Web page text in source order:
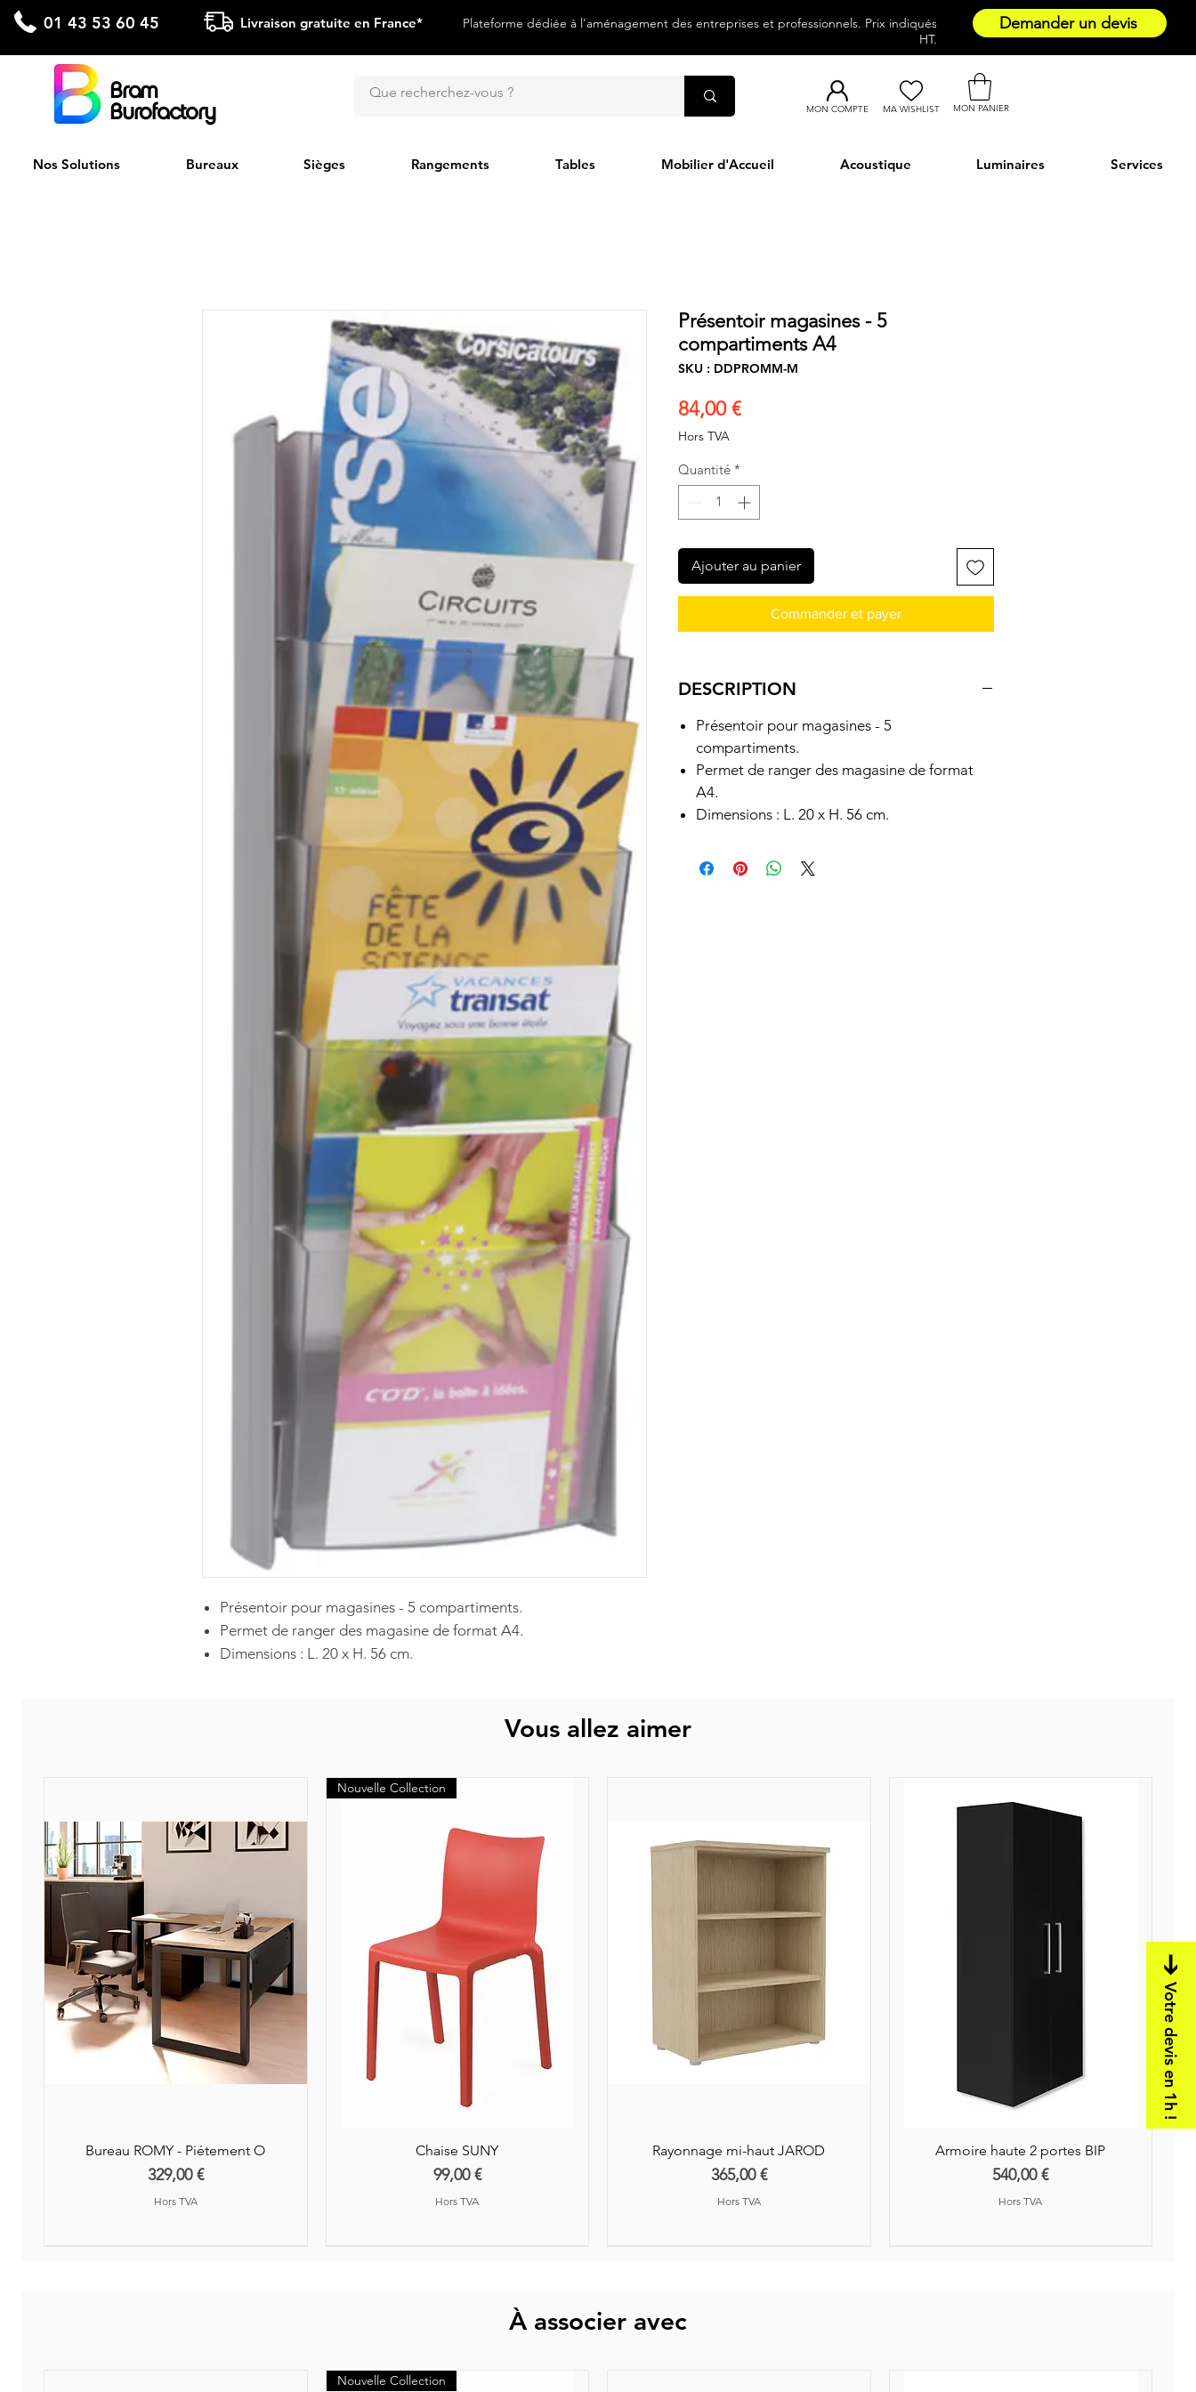
01 43 53 60 45 Livraison gratuite en France*
Plateforme dédiée à l'aménagement des entreprises et professionnels. Prix indiqués
HT.
Demander un devis
Bram
Burofactory
MON COMPTE MA WISHLIST MON PANIER
Nos Solutions Bureaux Sièges Rangements Tables Mobilier d'Accueil Acoustique Luminaires Services
Votre devis en 1h !
Présentoir pour magasines - 5 compartiments.
Permet de ranger des magasine de format A4.
Dimensions : L. 20 x H. 56 cm.
Présentoir magasines - 5
compartiments A4
SKU : DDPROMM-M
84,00 €Prix
Hors TVA
Quantité *
Ajouter au panier
Commander et payer
DESCRIPTION
Présentoir pour magasines - 5
compartiments.
Permet de ranger des magasine de format
A4.
Dimensions : L. 20 x H. 56 cm.
Vous allez aimer
Bureau ROMY - Piétement O
Prix
329,00 €
Hors TVA
Nouvelle Collection
Chaise SUNY
Prix
99,00 €
Hors TVA
Rayonnage mi-haut JAROD
Prix
365,00 €
Hors TVA
Armoire haute 2 portes BIP
Prix
540,00 €
Hors TVA
À associer avec
Nouvelle Collection